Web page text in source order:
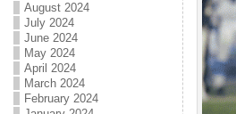
August 2024
July 2024
June 2024
May 2024
April 2024
March 2024
February 2024